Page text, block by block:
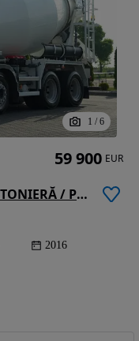
1 / 6
Renault C 430 XLOAD / 8X4 / BETONIERĂ / PUTZMEISTER / BETONIERĂ 9 M3 / JANTE DIN ALIAJ / EURO 6 /
2016
59 900 EUR